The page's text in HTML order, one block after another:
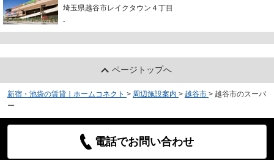
埼玉県越谷市レイクタウン４丁目
-
ページトップへ
新宿・池袋の賃貸｜ホームコネクト > 周辺施設案内 > 越谷市 > 越谷市のスーパ
ー
電話でお問い合わせ